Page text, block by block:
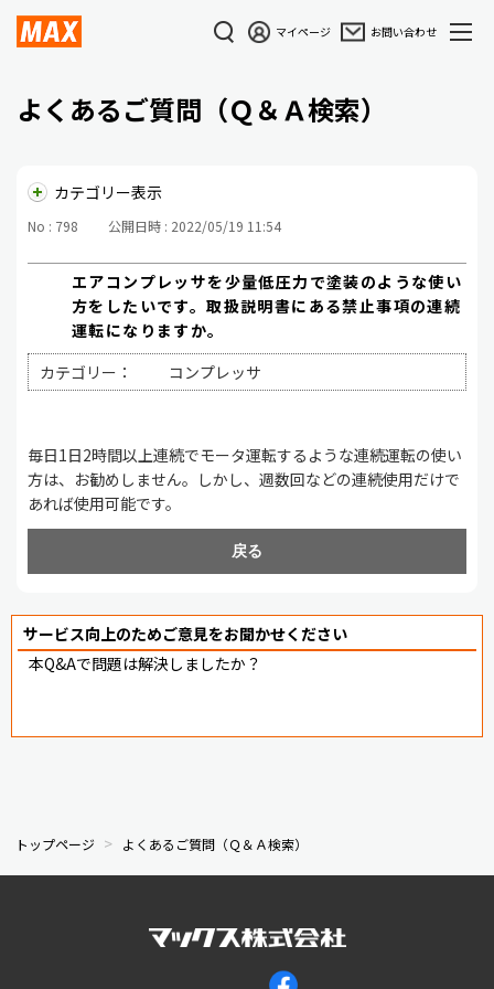
マイページ お問い合わせ
よくあるご質問（Ｑ＆Ａ検索）
カテゴリー表示
No : 798 公開日時 : 2022/05/19 11:54
エアコンプレッサを少量低圧力で塗装のような使い
方をしたいです。取扱説明書にある禁止事項の連続
運転になりますか。
カテゴリー：
コンプレッサ
毎日1日2時間以上連続でモータ運転するような連続運転の使い
方は、お勧めしません。しかし、週数回などの連続使用だけで
あれば使用可能です。
戻る
サービス向上のためご意見をお聞かせください
本Q&Aで問題は解決しましたか？
トップページ よくあるご質問（Ｑ＆Ａ検索）